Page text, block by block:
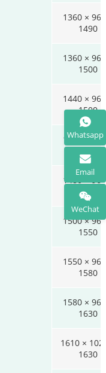
1360 ×
1490
1360 ×
1500
1440 ×
1500
1480 ×
1520
1480 ×
1540
1500 ×
1550
1550 ×
1580
1580 ×
1630
1610 ×
1630
Whatsapp
Email
WeChat